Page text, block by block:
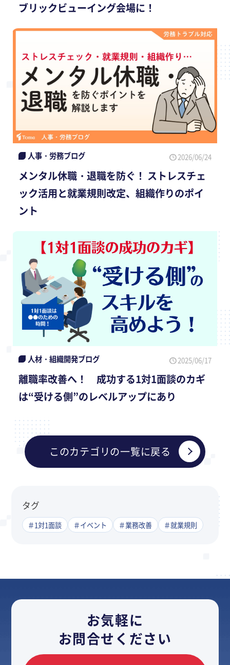
ブリックビューイング会場に！
人事・労務ブログ 2026/06/24
メンタル休職・退職を防ぐ！ ストレスチェ
ック活用と就業規則改定、組織作りのポイ
ント
人材・組織開発ブログ 2025/06/17
離職率改善へ！ 成功する1対1面談のカギ
は“受ける側”のレベルアップにあり
このカテゴリの一覧に戻る
タグ
＃1対1面談 ＃イベント ＃業務改善 ＃就業規則
お気軽に
お問合せください